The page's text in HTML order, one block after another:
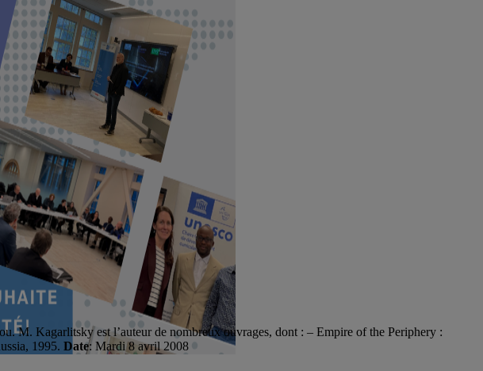
M. Kagarlitsky est l’auteur de nombreux ouvrages, dont : – Empire of the Periphery :
1995. Date: Mardi 8 avril 2008